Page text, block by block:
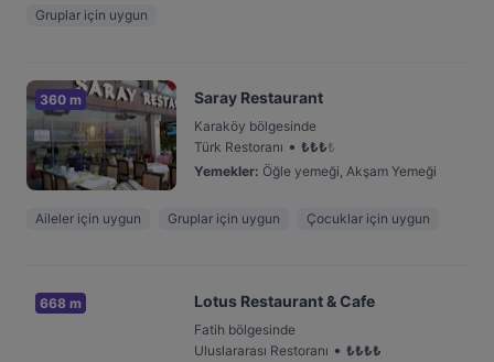
Gruplar için uygun
360 m Saray Restaurant
Karaköy bölgesinde
Türk Restoranı • ₺₺₺₺
Yemekler: Öğle yemeği, Akşam Yemeği
Aileler için uygun Gruplar için uygun Çocuklar için uygun
668 m Lotus Restaurant & Cafe
Fatih bölgesinde
Uluslararası Restoranı • ₺₺₺₺